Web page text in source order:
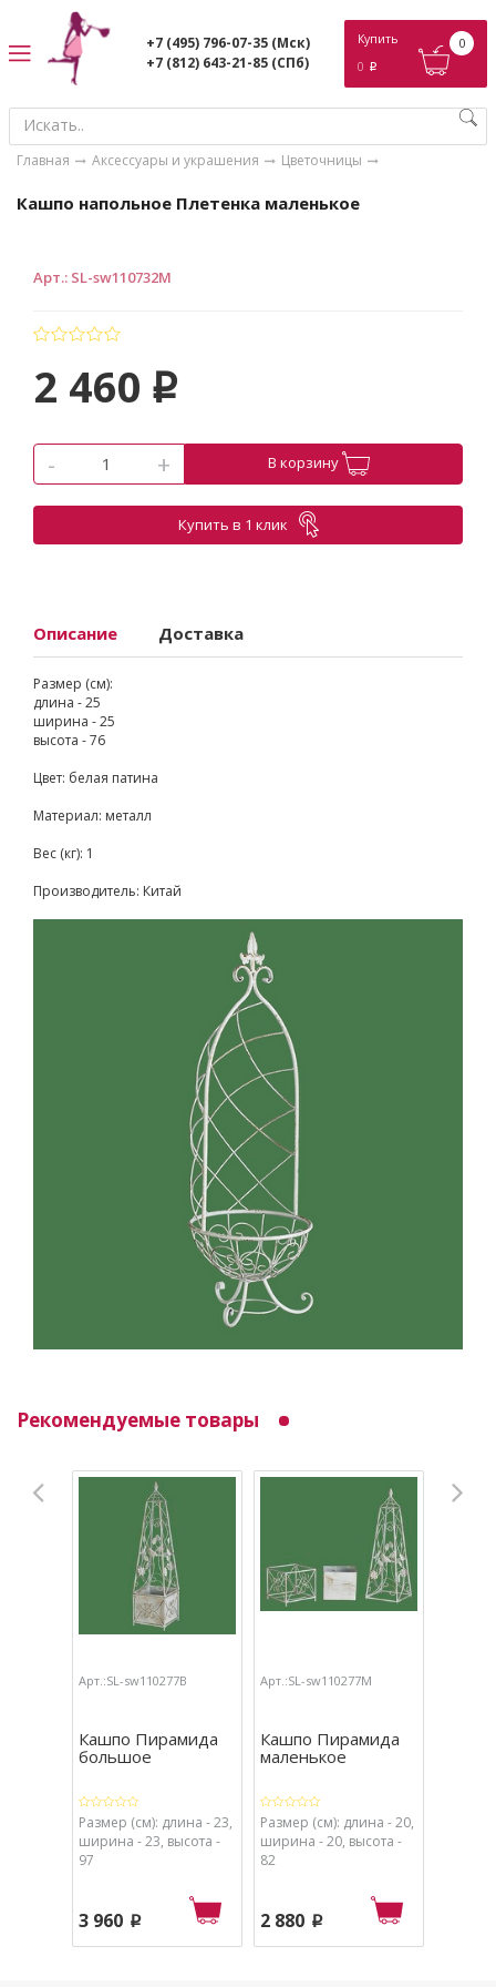
+7 (495) 796-07-35 (Мск)
+7 (812) 643-21-85 (СПб)
Купить
0 p
0
Главная Аксессуары и украшения Цветочницы
Кашпо напольное Плетенка маленькое
Арт.: SL-sw110732M
2 460 p
- + В корзину
Купить в 1 клик
Описание Доставка
Размер (см):
длина - 25
ширина - 25
высота - 76
Цвет: белая патина
Материал: металл
Вес (кг): 1
Производитель: Китай
Рекомендуемые товары
Арт.:SL-sw110277B
Кашпо Пирамида
большое
Размер (см): длина - 23,
ширина - 23, высота -
97
3 960 p
Арт.:SL-sw110277M
Кашпо Пирамида
маленькое
Размер (см): длина - 20,
ширина - 20, высота -
82
2 880 p